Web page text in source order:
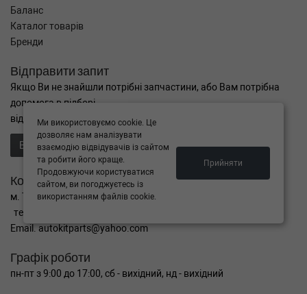
Баланс
Каталог товарів
Бренди
Відправити запит
Якщо Ви не знайшли потрібні запчастини, або Вам потрібна
допомога в підборі,
відправте нам запит - ми Вам допоможемо
Відправити запит продавцю
Контакти
м. Тернопіль вул. Микулинецька 106а
тел. +38(099)650-59-19
Email. autokitparts@yahoo.com
Графік роботи
пн-пт з 9:00 до 17:00, сб - вихідний, нд - вихідний
Ми використовуємо cookie. Це
дозволяє нам аналізувати
взаємодію відвідувачів із сайтом
та робити його краще.
Продовжуючи користуватися
сайтом, ви погоджуєтесь із
використанням файлів cookie.
Прийняти